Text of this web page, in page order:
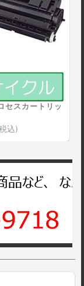
セスカートリッ
込)